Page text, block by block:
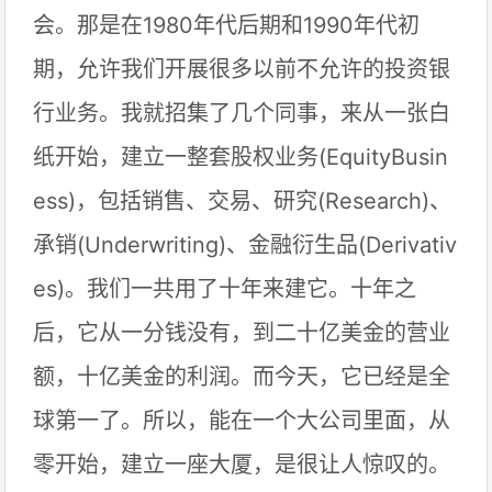
会。那是在1980年代后期和1990年代初
期，允许我们开展很多以前不允许的投资银
行业务。我就招集了几个同事，来从一张白
纸开始，建立一整套股权业务(EquityBusin
ess)，包括销售、交易、研究(Research)、
承销(Underwriting)、金融衍生品(Derivativ
es)。我们一共用了十年来建它。十年之
后，它从一分钱没有，到二十亿美金的营业
额，十亿美金的利润。而今天，它已经是全
球第一了。所以，能在一个大公司里面，从
零开始，建立一座大厦，是很让人惊叹的。